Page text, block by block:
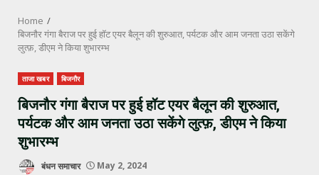
Home
बिजनौर गंगा बैराज पर हुई हॉट एयर बैलून की शुरुआत, पर्यटक और आम जनता उठा सकेंगे
लुत्फ़, डीएम ने किया शुभारम्भ
ताजा खबर बिजनौर
बिजनौर गंगा बैराज पर हुई हॉट एयर बैलून की शुरुआत,
पर्यटक और आम जनता उठा सकेंगे लुत्फ़, डीएम ने किया
शुभारम्भ
बंधन समाचार May 2, 2024